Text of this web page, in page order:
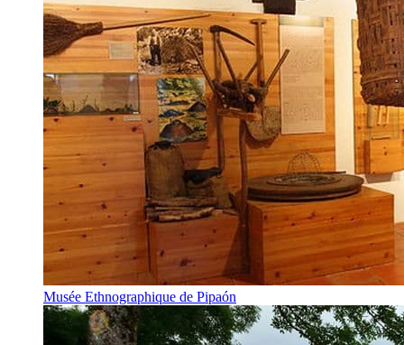
Musée Ethnographique de Pipaón